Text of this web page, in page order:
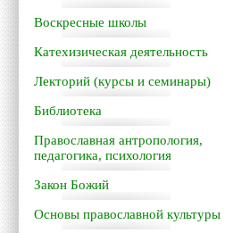
Воскресные школы
Катехизическая деятельность
Лекторий (курсы и семинары)
Библиотека
Православная антропология,
педагогика, психология
Закон Божий
Основы православной культуры